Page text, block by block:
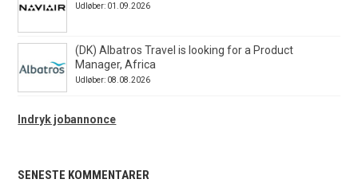
Udløber: 01.09.2026
(DK) Albatros Travel is looking for a Product
Manager, Africa
Udløber: 08.08.2026
Indryk jobannonce
SENESTE KOMMENTARER